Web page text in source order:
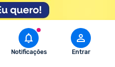
Notificações Entrar